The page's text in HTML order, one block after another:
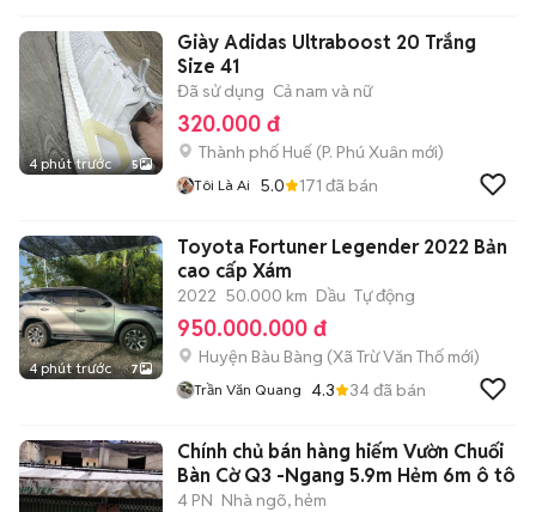
4 phút trước 5
Giày Adidas Ultraboost 20 Trắng
Size 41
Đã sử dụng Cả nam và nữ
320.000 đ
Thành phố Huế (P. Phú Xuân mới)
Tôi Là Ai 5.0 171 đã bán
4 phút trước 7
Toyota Fortuner Legender 2022 Bản
cao cấp Xám
2022 50.000 km Dầu Tự động
950.000.000 đ
Huyện Bàu Bàng (Xã Trừ Văn Thố mới)
Trần Văn Quang 4.3 34đã bán
Chính chủ bán hàng hiếm Vườn Chuối
Bàn Cờ Q3 -Ngang 5.9m Hẻm 6m ô tô
4 PN Nhà ngõ, hẻm